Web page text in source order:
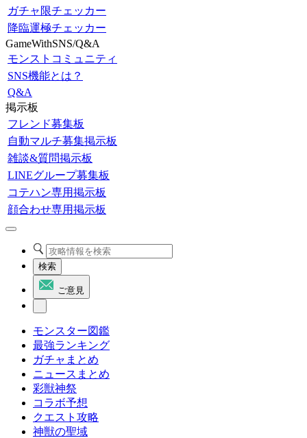
ガチャ限チェッカー
降臨運極チェッカー
GameWithSNS/Q&A
モンストコミュニティ
SNS機能とは？
Q&A
掲示板
フレンド募集板
自動マルチ募集掲示板
雑談&質問掲示板
LINEグループ募集板
コテハン専用掲示板
顔合わせ専用掲示板
検索
ご意見
モンスター図鑑
最強ランキング
ガチャまとめ
ニュースまとめ
彩獣神祭
コラボ予想
クエスト攻略
神獣の聖域